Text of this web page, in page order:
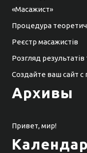
«Масажист»
Процедура
Реєстр масажистів
Розгляд
Создайте ваш сайт
Архивы
Привет, мир!